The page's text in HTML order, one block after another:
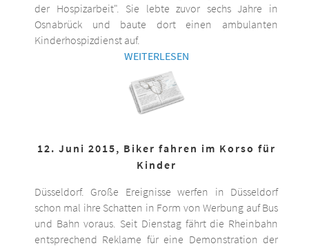
der Hospizarbeit". Sie lebte zuvor sechs Jahre in
Osnabrück und baute dort einen ambulanten
Kinderhospizdienst auf.
WEITERLESEN
12. Juni 2015, Biker fahren im Korso für
Kinder
Düsseldorf. Große Ereignisse werfen in Düsseldorf
schon mal ihre Schatten in Form von Werbung auf Bus
und Bahn voraus. Seit Dienstag fährt die Rheinbahn
entsprechend Reklame für eine Demonstration der